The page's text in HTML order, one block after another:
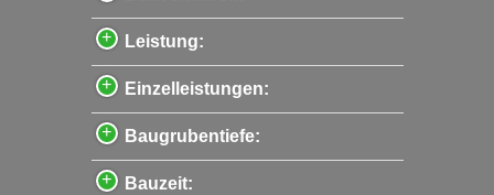
Leistung:
Einzelleistungen:
Baugrubentiefe:
Bauzeit: